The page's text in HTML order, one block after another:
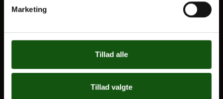
Marketing
Tillad alle
Tillad valgte
Kontakt
Tal og Oplysninger